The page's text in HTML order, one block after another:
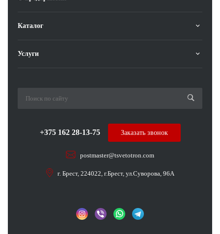
Каталог
Услуги
+375 162 28-13-75
postmaster@tsvetotron.com
Заказать звонок
г. Брест, 224022, г.Брест, ул.Суворова, 96А